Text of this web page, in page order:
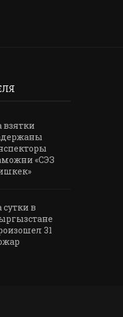
взятки
«СЭЗ
сутки в
31